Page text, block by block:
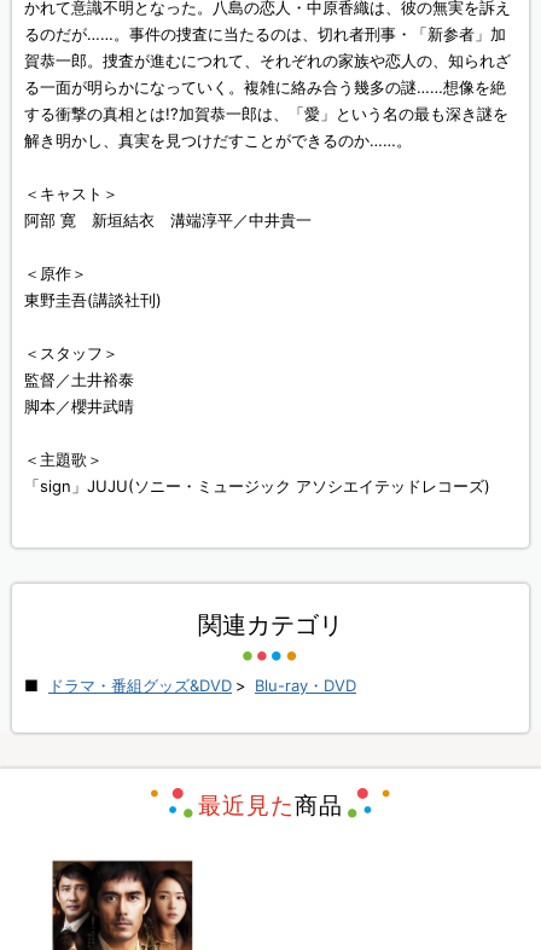
かれて意識不明となった。八島の恋人・中原香織は、彼の無実を訴え
るのだが……。事件の捜査に当たるのは、切れ者刑事・「新参者」加
賀恭一郎。捜査が進むにつれて、それぞれの家族や恋人の、知られざ
る一面が明らかになっていく。複雑に絡み合う幾多の謎……想像を絶
する衝撃の真相とは!?加賀恭一郎は、「愛」という名の最も深き謎を
解き明かし、真実を見つけだすことができるのか……。
＜キャスト＞
阿部 寛 新垣結衣 溝端淳平／中井貴一
＜原作＞
東野圭吾(講談社刊)
＜スタッフ＞
監督／土井裕泰
脚本／櫻井武晴
＜主題歌＞
「sign」JUJU(ソニー・ミュージック アソシエイテッドレコーズ)
関連カテゴリ
ドラマ・番組グッズ&DVD > Blu-ray・DVD
最近見た商品